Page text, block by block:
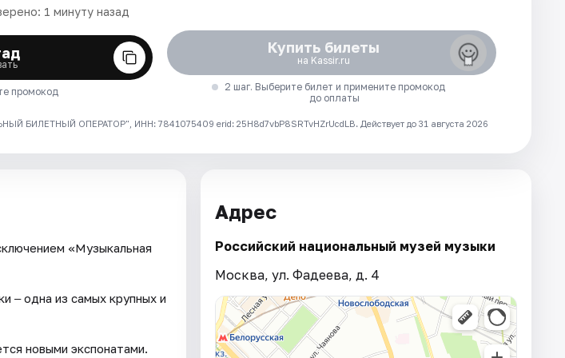
1 минуту назад
промокод
Купить билеты
на Kassir.ru
2 шаг. Выберите билет и примените промокод
до оплаты
БИЛЕТНЫЙ ОПЕРАТОР", ИНН: 7841075409 erid: 25H8d7vbP8SRTvHZrUcdLB. Действует до 31 августа 2026
«Музыкальная
‒ одна из самых крупных и
новыми экспонатами.
Адрес
Российский национальный музей музыки
Москва, ул. Фадеева, д. 4